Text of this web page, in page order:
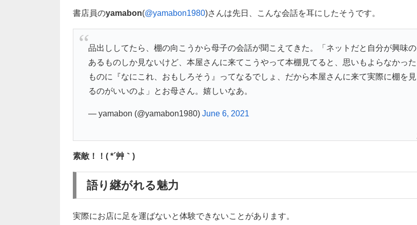
書店員のyamabon(@yamabon1980)さんは先日、こんな会話を耳にしたそうです。
品出ししてたら、棚の向こうから母子の会話が聞こえてきた。「ネットだと自分が興味の
あるものしか見ないけど、本屋さんに来てこうやって本棚見てると、思いもよらなかった
ものに『なにこれ、おもしろそう』ってなるでしょ、だから本屋さんに来て実際に棚を見
るのがいいのよ」とお母さん。嬉しいなあ。
— yamabon (@yamabon1980) June 6, 2021
素敵！！( *´艸｀)
語り継がれる魅力
実際にお店に足を運ばないと体験できないことがあります。